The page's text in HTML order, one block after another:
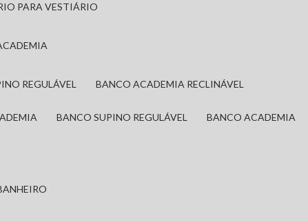
PARA VESTIÁRIO
REGULÁVEL BANCO ACADEMIA RECLINÁVEL
BANCO SUPINO REGULÁVEL BANCO ACADEMIA